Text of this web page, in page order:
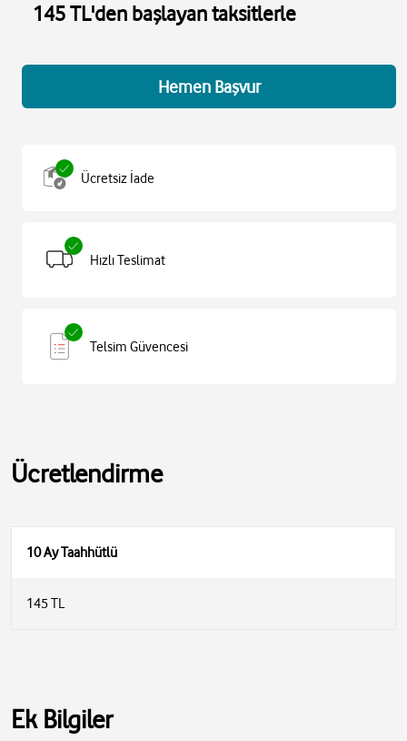
145 TL'den başlayan taksitlerle
Hemen Başvur
Ücretsiz İade
Hızlı Teslimat
Telsim Güvencesi
Ücretlendirme
10 Ay Taahhütlü
145 TL
Ek Bilgiler